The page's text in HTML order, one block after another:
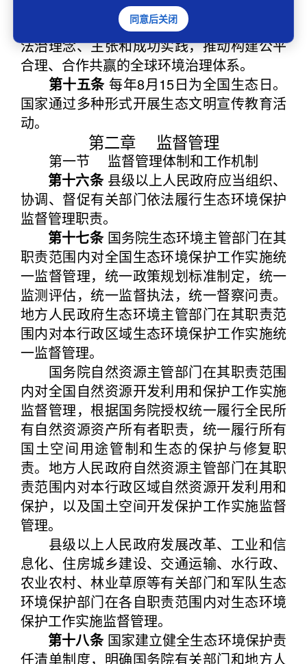
际交流与合作，积极参与生态环境国际规则
的研究与制定，积极阐释中国特色生态环境
法治理念、主张和成功实践，推动构建公平
合理、合作共赢的全球环境治理体系。
第十五条每年8月15日为全国生态日。
国家通过多种形式开展生态文明宣传教育活
动。
第二章 监督管理
第一节 监督管理体制和工作机制
第十六条县级以上人民政府应当组织、
协调、督促有关部门依法履行生态环境保护
监督管理职责。
第十七条国务院生态环境主管部门在其
职责范围内对全国生态环境保护工作实施统
一监督管理，统一政策规划标准制定，统一
监测评估，统一监督执法，统一督察问责。
地方人民政府生态环境主管部门在其职责范
围内对本行政区域生态环境保护工作实施统
一监督管理。
国务院自然资源主管部门在其职责范围
内对全国自然资源开发利用和保护工作实施
监督管理，根据国务院授权统一履行全民所
有自然资源资产所有者职责，统一履行所有
国土空间用途管制和生态的保护与修复职
责。地方人民政府自然资源主管部门在其职
责范围内对本行政区域自然资源开发利用和
保护，以及国土空间开发保护工作实施监督
管理。
县级以上人民政府发展改革、工业和信
息化、住房城乡建设、交通运输、水行政、
农业农村、林业草原等有关部门和军队生态
环境保护部门在各自职责范围内对生态环境
保护工作实施监督管理。
第十八条国家建立健全生态环境保护责
任清单制度，明确国务院有关部门和地方人
同意后关闭